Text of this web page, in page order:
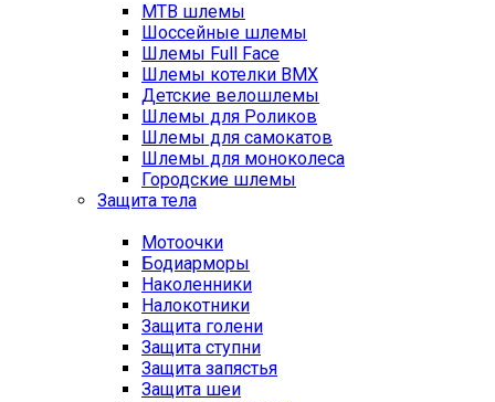
MTB шлемы
Шоссейные шлемы
Шлемы Full Face
Шлемы котелки BMX
Детские велошлемы
Шлемы для Роликов
Шлемы для самокатов
Шлемы для моноколеса
Городские шлемы
Защита тела
Мотоочки
Бодиарморы
Наколенники
Налокотники
Защита голени
Защита ступни
Защита запястья
Защита шеи